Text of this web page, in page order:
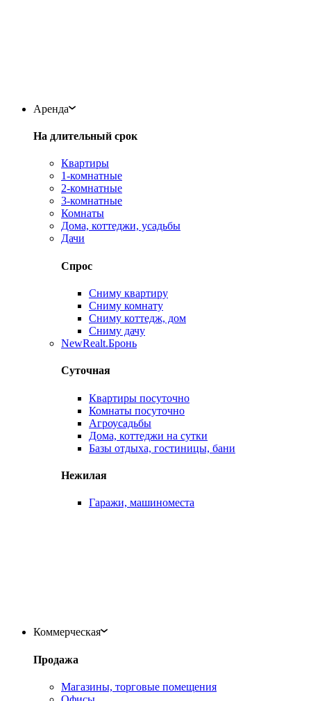
Аренда
На длительный срок
Квартиры
1-комнатные
2-комнатные
3-комнатные
Комнаты
Дома, коттеджи, усадьбы
Дачи
Спрос
Сниму квартиру
Сниму комнату
Сниму коттедж, дом
Сниму дачу
NewRealt.Бронь
Суточная
Квартиры посуточно
Комнаты посуточно
Агроусадьбы
Дома, коттеджи на сутки
Базы отдыха, гостиницы, бани
Нежилая
Гаражи, машиноместа
Коммерческая
Продажа
Магазины, торговые помещения